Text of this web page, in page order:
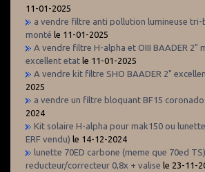
11-01-2025
a vendre filtre anti pollution lumineuse tri-
monté le 11-01-2025
A vendre filtre H-alpha et OIII BAADER 2"
excellent etat le 11-01-2025
A vendre kit filtre SHO BAADER 2"
2025
a vendre un filtre bloquant BF15
2024
Kit solaire H-alpha pour mak150 ou
ERF vendu) le 14-12-2024
lunette 70ED carbone (meme que 70ed
reducteur/correcteur 0,8x + valise le 23-11-